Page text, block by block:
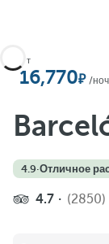
Добавить в
Посмотреть еще
От
16,770 /
4.9·Отличное
4.7 (2850)